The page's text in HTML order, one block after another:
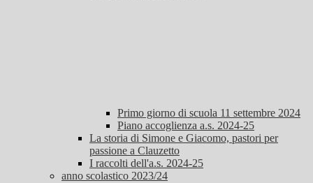
Primo giorno di scuola 11 settembre 2024
Piano accoglienza a.s. 2024-25
La storia di Simone e Giacomo, pastori per
passione a Clauzetto
I raccolti dell'a.s. 2024-25
anno scolastico 2023/24